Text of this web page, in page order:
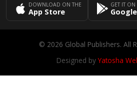
DOWNLOAD ON THE
App Store
GET IT ON
© 2026 Global Publishers. All
Designed byYatosha